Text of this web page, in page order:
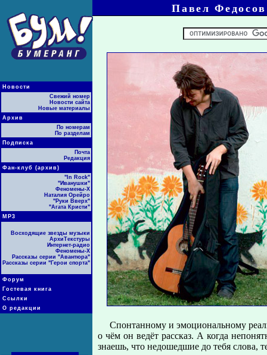
Новости
Свежий номер
Новости сайта
Новые материалы
Архив
По номерам
По разделам
Подписка
Почта
Редакция
Фан-клуб (архив)
"In Rock"
"Иванушки"
Феномены-Х
Наталия Орейро
"Руки Вверх"
"Агата Кристи"
МР3
Восходящие звезды музыки
АрхиТекстуры
Интернет-радио
Феномены-Х
Рассказы серии "Авантюра"
Рассказы серии "Герои спорта"
Форум
Гостевая книга
Ссылки
О редакции
Павел
Спонтанному и эмоциональному
о чём он ведёт рассказ. А когда
знаешь, что недошедшие до тебя слова,